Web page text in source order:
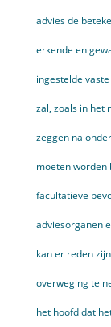
advies de
erkende en
ingestelde
zal, zoals in het
zeggen na
moeten worden
facultatieve
adviesorganen
kan er reden
overweging te
het hoofd dat